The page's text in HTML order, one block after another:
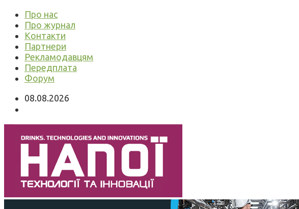
Про нас
Про журнал
Контакти
Партнери
Рекламодавцям
Передплата
Форум
08.08.2026